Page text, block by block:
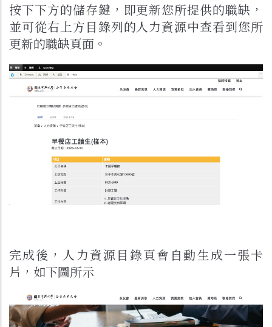
按下下方的儲存鍵，即更新您所提供的職缺，
並可從右上方目錄列的人力資源中查看到您所
更新的職缺頁面。
完成後，人力資源目錄頁會自動生成一張卡
片，如下圖所示